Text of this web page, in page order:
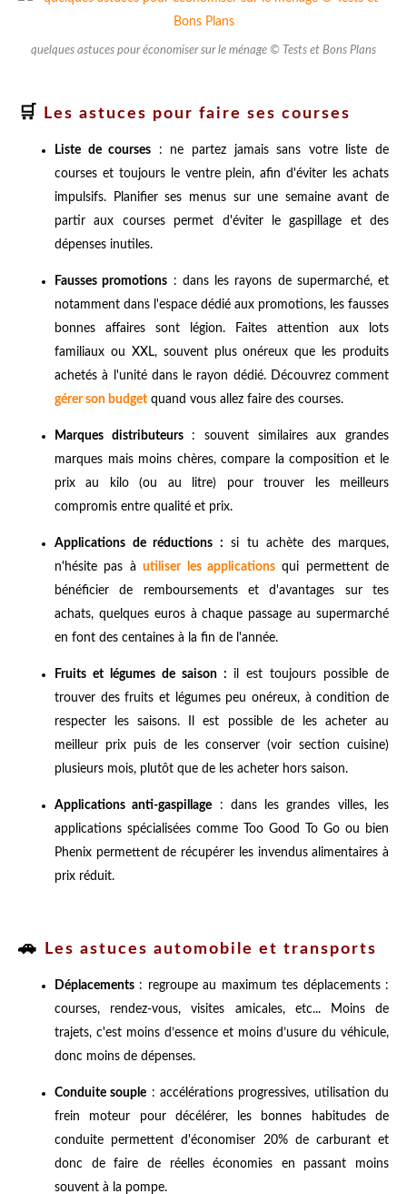
quelques astuces pour économiser sur le ménage © Tests et Bons Plans
🛒 Les astuces pour faire ses courses
Liste de courses : ne partez jamais sans votre liste de
courses et toujours le ventre plein, afin d'éviter les achats
impulsifs. Planifier ses menus sur une semaine avant de
partir aux courses permet d'éviter le gaspillage et des
dépenses inutiles.
Fausses promotions : dans les rayons de supermarché, et
notamment dans l'espace dédié aux promotions, les fausses
bonnes affaires sont légion. Faites attention aux lots
familiaux ou XXL, souvent plus onéreux que les produits
achetés à l'unité dans le rayon dédié. Découvrez comment
gérer son budget quand vous allez faire des courses.
Marques distributeurs: souvent similaires aux grandes
marques mais moins chères, compare la composition et le
prix au kilo (ou au litre) pour trouver les meilleurs
compromis entre qualité et prix.
Applications de réductions : si tu achète des marques,
n'hésite pas àutiliser les applicationsqui permettent de
bénéficier de remboursements et d'avantages sur tes
achats, quelques euros à chaque passage au supermarché
en font des centaines à la fin de l'année.
Fruits et légumes de saison : il est toujours possible de
trouver des fruits et légumes peu onéreux, à condition de
respecter les saisons. Il est possible de les acheter au
meilleur prix puis de les conserver (voir section cuisine)
plusieurs mois, plutôt que de les acheter hors saison.
Applications anti-gaspillage : dans les grandes villes, les
applications spécialisées comme Too Good To Go ou bien
Phenix permettent de récupérer les invendus alimentaires à
prix réduit.
🚗 Les astuces automobile et transports
Déplacements : regroupe au maximum tes déplacements :
courses, rendez-vous, visites amicales, etc... Moins de
trajets, c'est moins d’essence et moins d’usure du véhicule,
donc moins de dépenses.
Conduite souple : accélérations progressives, utilisation du
frein moteur pour décélérer, les bonnes habitudes de
conduite permettent d'économiser 20% de carburant et
donc de faire de réelles économies en passant moins
souvent à la pompe.